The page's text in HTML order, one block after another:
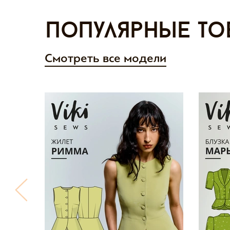
Популярные
Смотреть все модели